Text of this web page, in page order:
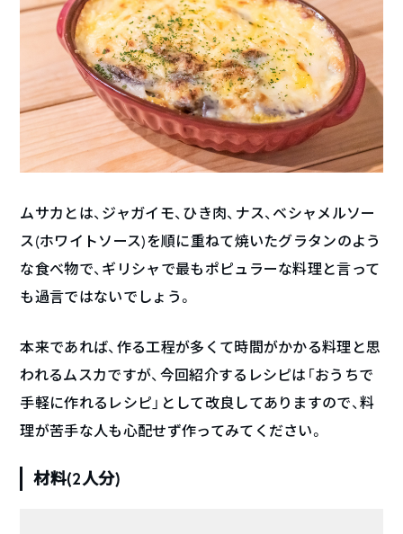
ムサカとは、ジャガイモ、ひき肉、ナス、ベシャメルソー
ス(ホワイトソース)を順に重ねて焼いたグラタンのよう
な食べ物で、ギリシャで最もポピュラーな料理と言って
も過言ではないでしょう。
本来であれば、作る工程が多くて時間がかかる料理と思
われるムスカですが、今回紹介するレシピは「おうちで
手軽に作れるレシピ」として改良してありますので、料
理が苦手な人も心配せず作ってみてください。
材料(2人分)